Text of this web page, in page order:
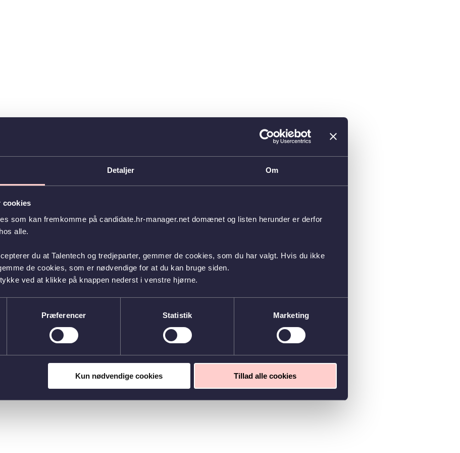
Detaljer Om
cookies
som kan fremkomme på candidate.hr-manager.net domænet og listen herunder er derfor
alle.
du at Talentech og tredjeparter, gemmer de cookies, som du har valgt. Hvis du ikke
de cookies, som er nødvendige for at du kan bruge siden.
ved at klikke på knappen nederst i venstre hjørne.
Præferencer Statistik Marketing
Kun nødvendige cookies Tillad alle cookies